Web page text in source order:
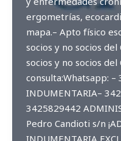
ergometrías,
mapa.– Apto físico
socios y no socios
socios y no socios del
consulta:Whatsapp: –
INDUMENTARIA–
3425829442
Pedro Candioti s/n
INDUMENTARIA